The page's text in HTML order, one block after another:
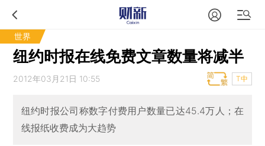
世界
纽约时报在线免费文章数量将减半
2012年03月21日 10:55 T中
纽约时报公司称数字付费用户数量已达45.4万人；在
线报纸收费成为大趋势